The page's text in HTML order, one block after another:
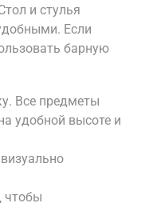
и стулья
Если
барную
Все предметы
удобной высоте и
чтобы